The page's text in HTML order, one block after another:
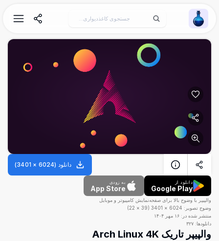
Wallpaper Alchemy
دانلود (
6024
×
3401
)
دانلود از
Google Play
به زودی
App Store
والپیپر با وضوح بالا برای صفحه‌نمایش کامپیوتر و موبایل
وضوح تصویر: 6024
×
3401
(
39
×
22
)
منتشر شده در: ۱۶ مهر ۱۴۰۴
دانلودها: ۳۲۷
والپیپر تاریک Arch Linux 4K